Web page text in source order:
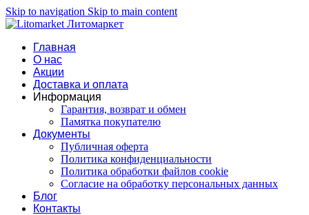
Skip to navigation Skip to main content
Главная
О нас
Акции
Доставка и оплата
Информация
Гарантия, возврат и обмен
Памятка покупателю
Документы
Публичная оферта
Политика конфиденциальности
Политика обработки файлов cookie
Согласие на обработку персональных данных
Блог
Контакты